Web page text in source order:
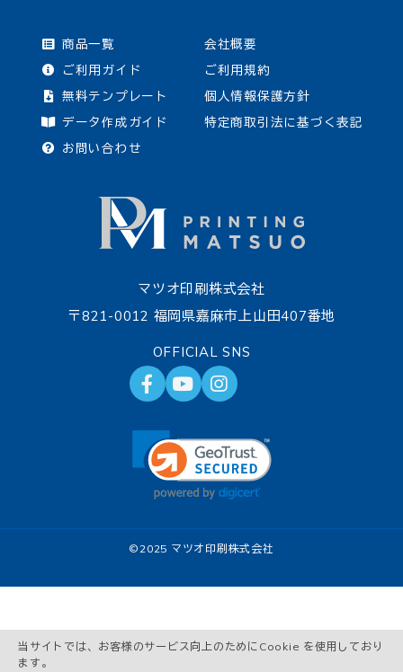
マツオ印刷株式会社
〒821-0012 福岡県嘉麻市上山田407番地
OFFICIAL SNS
商品一覧
ご利用ガイド
無料テンプレート
データ作成ガイド
お問い合わせ
会社概要
ご利用規約
個人情報保護方針
特定商取引法に基づく表記
当サイトでは、お客様のサービス向上のためにCookie を使用しており
ます。
© 2025 マツオ印刷株式会社